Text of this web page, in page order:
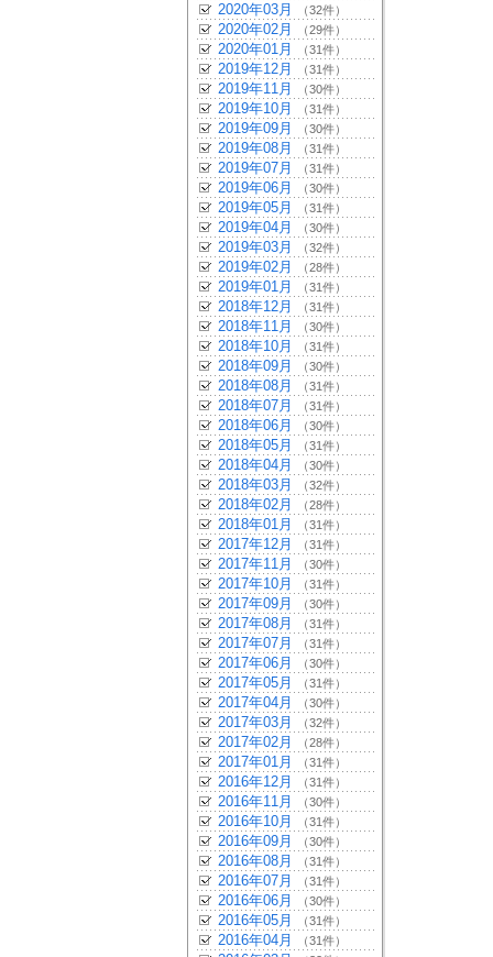
2020年03月 （32件）
2020年02月 （29件）
2020年01月 （31件）
2019年12月 （31件）
2019年11月 （30件）
2019年10月 （31件）
2019年09月 （30件）
2019年08月 （31件）
2019年07月 （31件）
2019年06月 （30件）
2019年05月 （31件）
2019年04月 （30件）
2019年03月 （32件）
2019年02月 （28件）
2019年01月 （31件）
2018年12月 （31件）
2018年11月 （30件）
2018年10月 （31件）
2018年09月 （30件）
2018年08月 （31件）
2018年07月 （31件）
2018年06月 （30件）
2018年05月 （31件）
2018年04月 （30件）
2018年03月 （32件）
2018年02月 （28件）
2018年01月 （31件）
2017年12月 （31件）
2017年11月 （30件）
2017年10月 （31件）
2017年09月 （30件）
2017年08月 （31件）
2017年07月 （31件）
2017年06月 （30件）
2017年05月 （31件）
2017年04月 （30件）
2017年03月 （32件）
2017年02月 （28件）
2017年01月 （31件）
2016年12月 （31件）
2016年11月 （30件）
2016年10月 （31件）
2016年09月 （30件）
2016年08月 （31件）
2016年07月 （31件）
2016年06月 （30件）
2016年05月 （31件）
2016年04月 （31件）